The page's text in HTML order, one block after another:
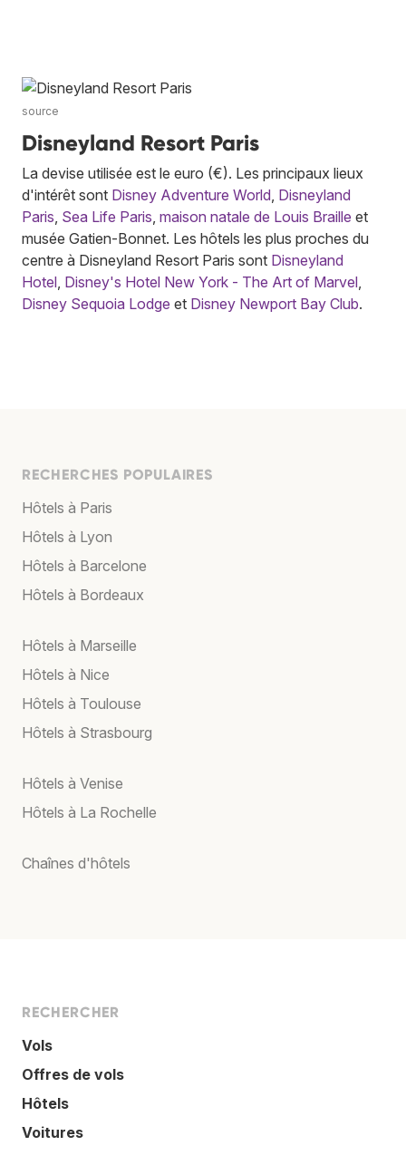
source
Disneyland Resort Paris
La devise utilisée est le euro (€). Les principaux lieux
d'intérêt sont Disney Adventure World Disneyland
Paris Sea Life Paris maison natale de Louis Braille et
musée Gatien-Bonnet. Les hôtels les plus proches du
centre à Disneyland Resort Paris sont Disneyland
Hotel Disney's Hotel New York - The Art of Marvel
Disney Sequoia Lodge et Disney Newport Bay Club.
RECHERCHES POPULAIRES
Hôtels à Paris
Hôtels à Lyon
Hôtels à Barcelone
Hôtels à Bordeaux
Hôtels à Marseille
Hôtels à Nice
Hôtels à Toulouse
Hôtels à Strasbourg
Hôtels à Venise
Hôtels à La Rochelle
Chaînes d'hôtels
RECHERCHER
Vols
Offres de vols
Hôtels
Voitures